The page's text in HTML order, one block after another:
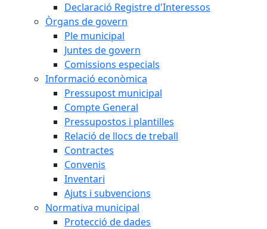
Declaració Registre d'Interessos
Òrgans de govern
Ple municipal
Juntes de govern
Comissions especials
Informació econòmica
Pressupost municipal
Compte General
Pressupostos i plantilles
Relació de llocs de treball
Contractes
Convenis
Inventari
Ajuts i subvencions
Normativa municipal
Protecció de dades